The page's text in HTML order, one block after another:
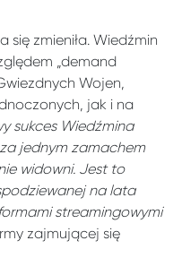
się zmieniła. Wiedźmin
„demand
Wojen,
jak i na
sukces Wiedźmina
jednym zamachem
widowni. Jest to
na lata
streamingowymi
zajmującej się